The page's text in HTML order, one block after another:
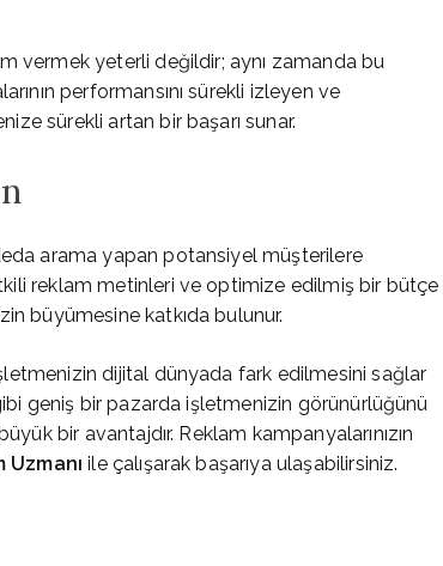
vermek yeterli değildir; aynı zamanda bu
performansını sürekli izleyen ve
sürekli artan bir başarı sunar.
arama yapan potansiyel müşterilere
reklam metinleri ve optimize edilmiş bir bütçe
büyümesine katkıda bulunur.
dijital dünyada fark edilmesini sağlar
geniş bir pazarda işletmenizin görünürlüğünü
bir avantajdır. Reklam kampanyalarınızın
Uzmanı ile çalışarak başarıya ulaşabilirsiniz.